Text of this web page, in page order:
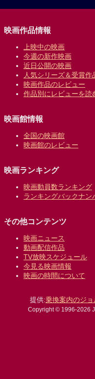
映画作品情報
上映中の映画
今週の新作映画
近日公開の映画
人気シリーズ＆受賞作
映画作品のレビュー
作品別にレビューを読
映画館情報
全国の映画館
映画館のレビュー
映画ランキング
映画動員数ランキング
ランキングバックナン
その他コンテンツ
映画ニュース
動画配信作品
TV放映スケジュール
今見る映画情報
映画の時間について
提供:乗換案内のジョ
Copyright © 1996-2026